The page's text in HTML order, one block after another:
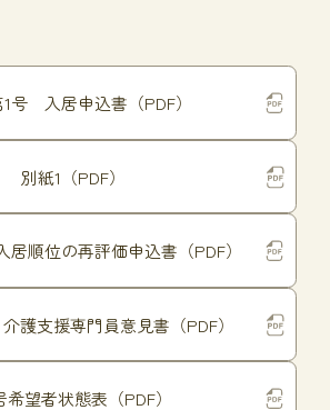
号 入居申込書（PDF）
別紙1（PDF）
順位の再評価申込書（PDF）
護支援専門員意見書（PDF）
希望者状態表（PDF）